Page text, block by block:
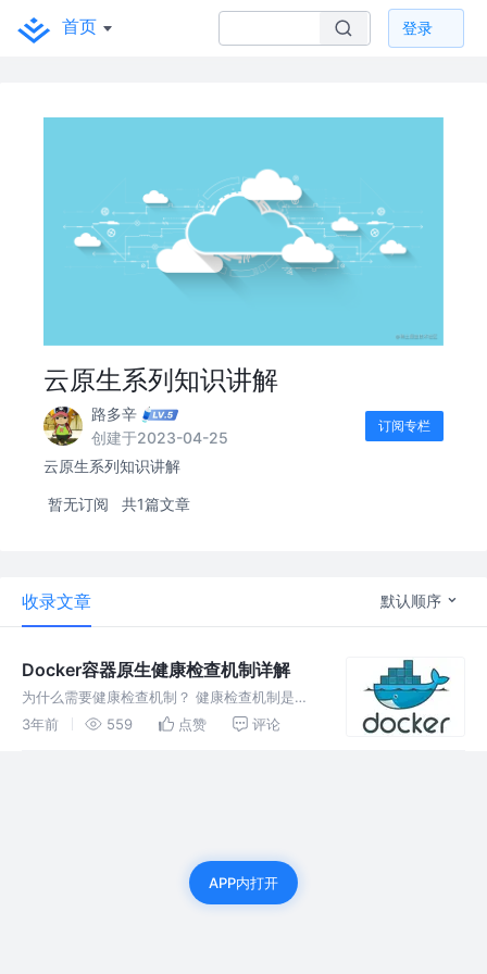
首页 登录
云原生系列知识讲解
路多辛
创建于2023-04-25
订阅专栏
云原生系列知识讲解
暂无订阅 共1篇文章
收录文章 默认顺序
Docker容器原生健康检查机制详解
为什么需要健康检查机制？ 健康检查机制是用
来检查服务的可用性，当服务不可用时及时重启
3年前 559 点赞 评论
APP内打开